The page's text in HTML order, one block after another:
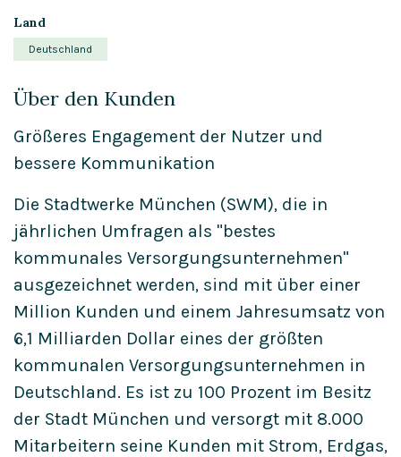
Land
Deutschland
Über den Kunden
Größeres Engagement der Nutzer und
bessere Kommunikation
Die Stadtwerke München (SWM), die in
jährlichen Umfragen als "bestes
kommunales Versorgungsunternehmen"
ausgezeichnet werden, sind mit über einer
Million Kunden und einem Jahresumsatz von
6,1 Milliarden Dollar eines der größten
kommunalen Versorgungsunternehmen in
Deutschland. Es ist zu 100 Prozent im Besitz
der Stadt München und versorgt mit 8.000
Mitarbeitern seine Kunden mit Strom, Erdgas,